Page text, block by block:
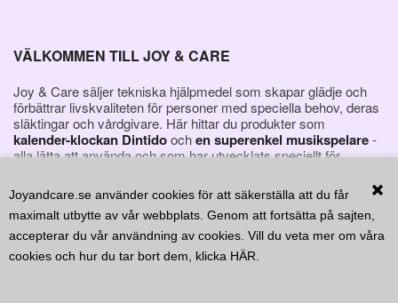
Joyandcare.se använder cookies för att säkerställa att du får
maximalt utbytte av vår webbplats. Genom att fortsätta på sajten,
accepterar du vår användning av cookies. Vill du veta mer om våra
cookies och hur du tar bort dem, klicka HÄR
VÄLKOMMEN TILL JOY & CARE
Joy & Care säljer tekniska hjälpmedel som skapar glädje och
förbättrar livskvaliteten för personer med speciella behov, deras
släktingar och vårdgivare. Här hittar du produkter som
kalender-klockan Dintidoochen superenkel musikspelare-
alla lätta att använda och som har utvecklats speciellt för